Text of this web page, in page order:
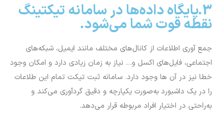
3.پایگاه داده‌ها در سامانه تیکتینگ
نقطه قوت شما می‌شود.
جمع آوری اطلاعات از کانال‌های مختلف مانند ایمیل‌، شبکه‌های
اجتماعی، فایل‌های اکسل و… نیاز به زمان زیادی دارد و امکان وجود
خطا نیز در آن ها وجود دارد. سامانه ثبت تیکت تمام این طلاعات
را در یک داشبورد به‌صورت یکپارچه و دقیق گردآوری می‌کند و
به‌راحتی در اختیار افراد مربوطه قرار می‌دهد.